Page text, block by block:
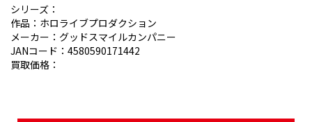
DELIVERY PURCHASE
買取お申し込み
ASSESSMENT
シリーズ：
作品：ホロライブプロダクション
メーカー：グッドスマイルカンパニー
JANコード：4580590171442
買取価格：